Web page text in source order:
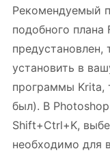
Рекомендуемый
подобного плана
предустановлен,
установить в
программы Krita,
был). В
Shift+Ctrl+K,
необходимо для